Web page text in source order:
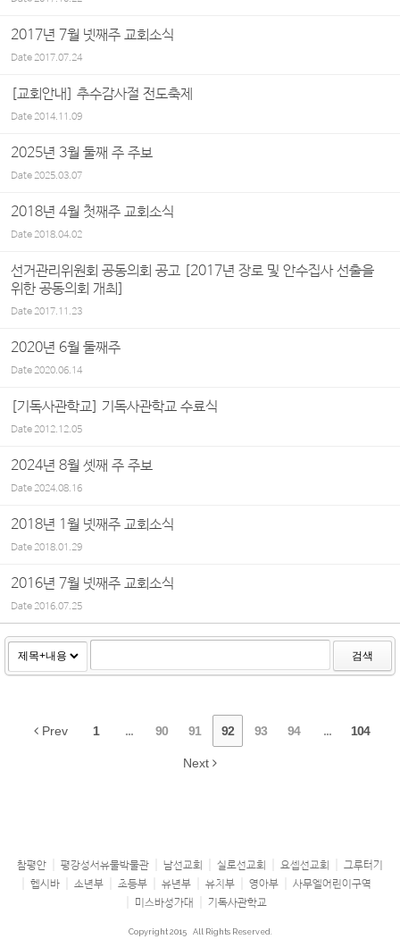
2017년 7월 넷째주 교회소식
Date2017.07.24
[교회안내] 추수감사절 전도축제
Date2014.11.09
2025년 3월 둘째 주 주보
Date2025.03.07
2018년 4월 첫째주 교회소식
Date2018.04.02
선거관리위원회 공동의회 공고 [2017년 장로 및 안수집사 선출을
위한 공동의회 개최]
Date2017.11.23
2020년 6월 둘째주
Date2020.06.14
[기독사관학교] 기독사관학교 수료식
Date2012.12.05
2024년 8월 셋째 주 주보
Date2024.08.16
2018년 1월 넷째주 교회소식
Date2018.01.29
2016년 7월 넷째주 교회소식
Date2016.07.25
검색
Prev 1 ... 90 91 92 93 94 ... 104
Next
참평안 평강성서유물박물관 남선교회 실로선교회 요셉선교회
그루터기
헵시바
소년부 초등부 유년부 유치부 영아부
사무엘어린이구역
미스바성가대
기독사관학교
Copyright 2015 All Rights Reserved.